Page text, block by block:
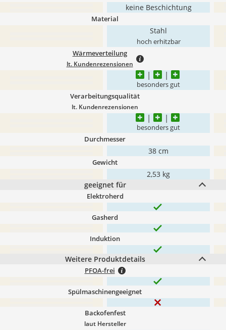
keine Beschichtung
Material
Stahl
hoch erhitzbar
Wärmeverteilung
lt. Kundenrezensionen
besonders gut
Verarbeitungsqualität
lt. Kundenrezensionen
besonders gut
Durchmesser
38 cm
Gewicht
2,53 kg
geeignet für
Elektroherd
Gasherd
Induktion
Weitere Produktdetails
PFOA-frei
Spülmaschinengeeignet
Backofenfest
laut Hersteller